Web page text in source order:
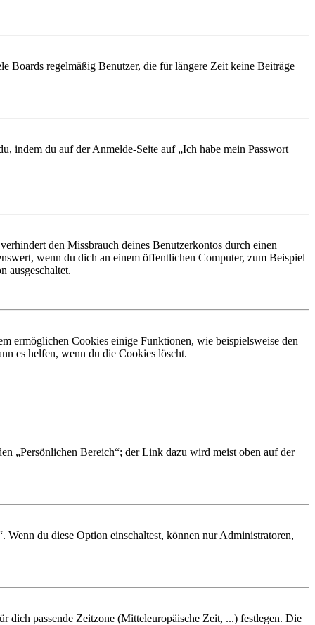
Boards regelmäßig Benutzer, die für längere Zeit keine Beiträge
indem du auf der Anmelde-Seite auf „Ich habe mein Passwort
den Missbrauch deines Benutzerkontos durch einen
wenn du dich an einem öffentlichen Computer, zum Beispiel
ausgeschaltet.
ermöglichen Cookies einige Funktionen, wie beispielsweise den
es helfen, wenn du die Cookies löscht.
„Persönlichen Bereich“; der Link dazu wird meist oben auf der
du diese Option einschaltest, können nur Administratoren,
dich passende Zeitzone (Mitteleuropäische Zeit, ...) festlegen. Die